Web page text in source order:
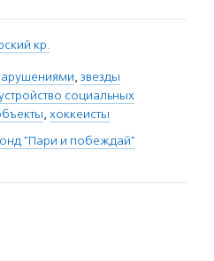
кр.
, звезды
социальных
, хоккеисты
"Пари и побеждай"